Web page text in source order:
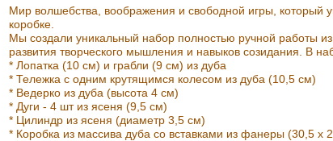
Мир волшебства, воображения и свободной игры, который
коробке.
Мы создали уникальный набор полностью ручной работы
развития творческого мышления и навыков созидания. В
* Лопатка (10 см) и грабли (9 см) из дуба
* Тележка с одним крутящимся колесом из дуба (10,5 см)
* Ведерко из дуба (высота 4 см)
* Дуги - 4 шт из ясеня (9,5 см)
* Цилиндр из ясеня (диаметр 3,5 см)
* Коробка из массива дуба со вставками из фанеры (30,5 x